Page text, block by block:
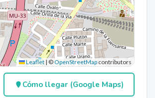
Leaflet | ©OpenStreetMap contributors
Cómo llegar (Google Maps)